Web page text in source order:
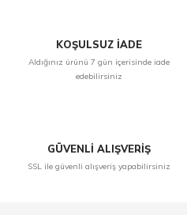
KOŞULSUZ İADE
Aldığınız ürünü 7 gün içerisinde iade
edebilirsiniz
GÜVENLİ ALIŞVERİŞ
SSL ile güvenli alışveriş yapabilirsiniz